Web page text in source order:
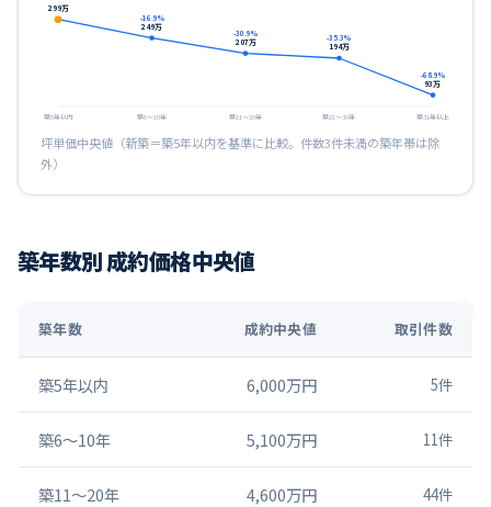
299万
築5年以内
249万
-16.9%
築6〜10年
207万
-30.9%
築11〜20年
194万
-35.3%
築21〜30年
93万
-68.9%
築31年以上
坪単価中央値（新築＝築5年以内を基準に比較。件数3件未満の築年帯は除
外）
築年数別 成約価格中央値
築年数 成約中央値 取引件数
築5年以内 6,000万円 5件
築6〜10年 5,100万円 11件
築11〜20年 4,600万円 44件